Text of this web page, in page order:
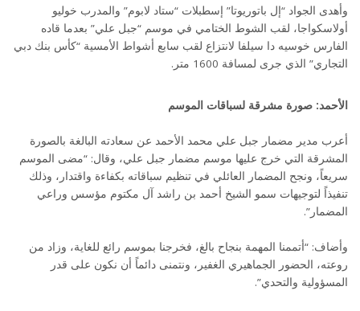
وأهدى الجواد “إل باتوريوتا” إسطبلات “ستاد لابوم” والمدرب خوليو
أولاسكواجا، لقب الشوط الختامي في موسم “جبل علي” بعدما قاده
الفارس خوسيه دا سيلفا لانتزاع لقب سابع أشواط الأمسية “كأس بنك دبي
التجاري” الذي جرى لمسافة 1600 متر.
الأحمد: صورة مشرقة لسباقات الموسم
أعرب مدير مضمار جبل علي محمد الأحمد عن سعادته البالغة بالصورة
المشرقة التي خرج عليها موسم مضمار جبل علي، وقال: “مضى الموسم
سريعاً، ونجح المضمار العائلي في تنظيم سباقاته بكفاءة واقتدار، وذلك
تنفيذاً لتوجيهات سمو الشيخ أحمد بن راشد آل مكتوم مؤسس وراعي
المضمار”.
وأضاف: “أتممنا المهمة بنجاح بالغ، فخرجنا بموسم رائع للغاية، وزاد من
روعته، الحضور الجماهيري الغفير، ونتمنى دائماً أن نكون على قدر
المسؤولية والتحدي”.